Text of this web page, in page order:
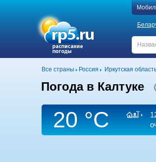
Все страны Россия Иркутская
Погода в Калтуке
20 °C